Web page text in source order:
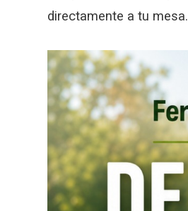
directamente a tu mesa.